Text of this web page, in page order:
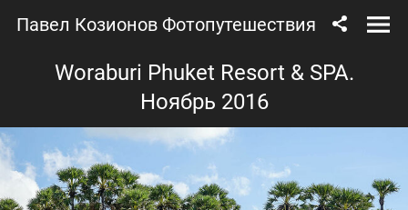
Павел Козионов Фотопутешествия
Woraburi Phuket Resort & SPA.
Ноябрь 2016